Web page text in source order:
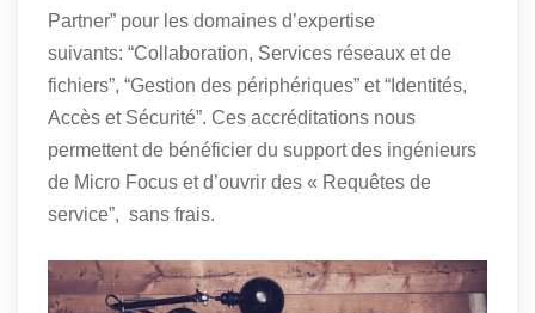
Partner” pour les domaines d’expertise
suivants: “Collaboration, Services réseaux et de
fichiers”, “Gestion des périphériques” et “Identités,
Accès et Sécurité”. Ces accréditations nous
permettent de bénéficier du support des ingénieurs
de Micro Focus et d’ouvrir des « Requêtes de
service”, sans frais.